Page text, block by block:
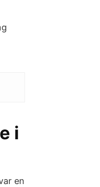
i
en